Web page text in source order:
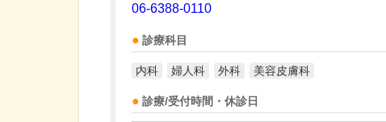
06-6388-0110
診療科目
内科 婦人科 外科 美容皮膚科
診療/受付時間・休診日